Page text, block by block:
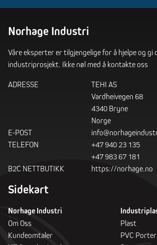
Norhage Industri
Våre eksperter er tilgjengelige for å hjelpe og gi
industriprosjekt. Ikke nøl med å kontakte oss
ADRESSE
TEHI AS
Vardheivegen 68
4340 Bryne
Norge
E-POST
TELEFON
+47 940 23 135
+47 983 67 181
B2C NETTBUTIKK
https://norhage.no
Sidekart
Norhage Industri
Om Oss
Kundeomtaler
Plast
PVC